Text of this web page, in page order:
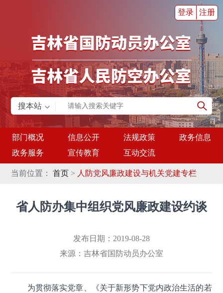
登录 注册
搜本站
部门概况 信息公开 法规政策
政务信息
政务服务
宣传教育 互动交流
当前位置：首页 > 人防党风廉政建设与机关党建专栏
省人防办集中组织党风廉政建设约谈
发布日期：2019-08-28
来源： 吉林省国防动员办公室
为贯彻落实党章、《关于新形势下党内政治生活的若